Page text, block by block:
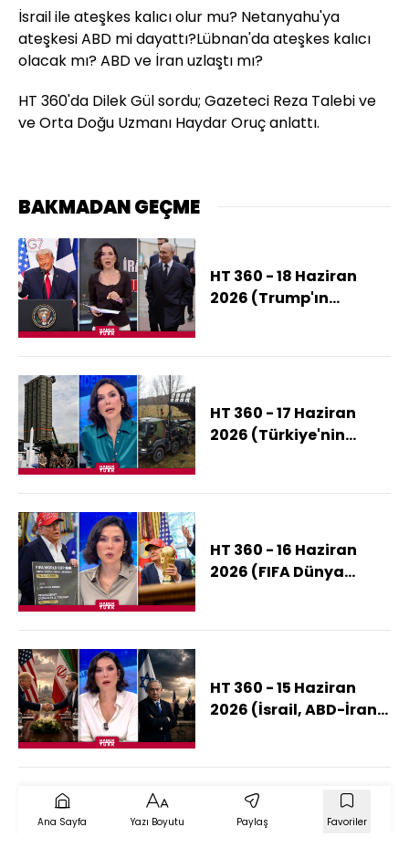
İsrail ile ateşkes kalıcı olur mu? Netanyahu'ya
ateşkesi ABD mi dayattı?Lübnan'da ateşkes kalıcı
olacak mı? ABD ve İran uzlaştı mı?
HT 360'da Dilek Gül sordu; Gazeteci Reza Talebi ve
ve Orta Doğu Uzmanı Haydar Oruç anlattı.
BAKMADAN GEÇME
HT 360 - 18 Haziran
2026 (Trump'ın
HT 360 - 17 Haziran
2026 (Türkiye'nin
HT 360 - 16 Haziran
2026 (FIFA Dünya
HT 360 - 15 Haziran
2026 (İsrail, ABD-İran
Ana Sayfa Yazı Boyutu Paylaş Favoriler